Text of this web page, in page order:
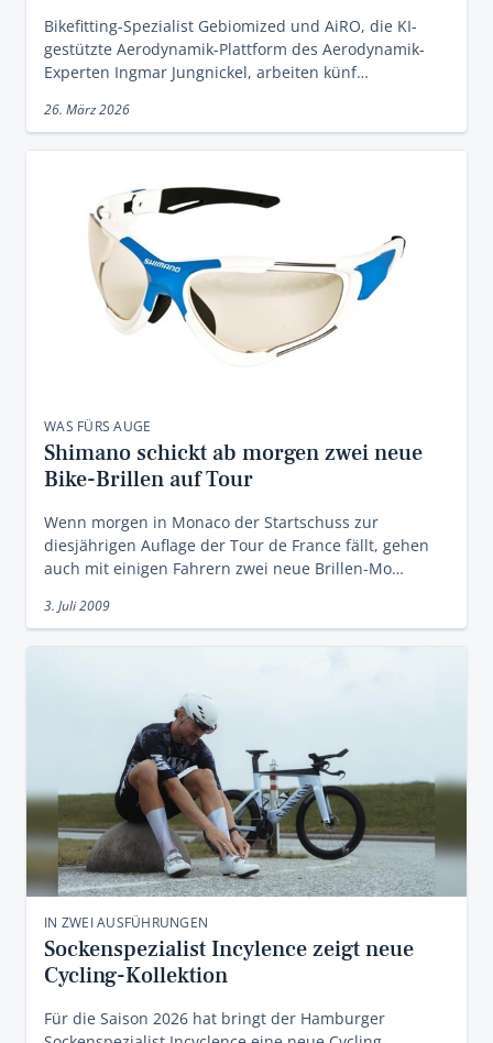
Bikefitting-Spezialist Gebiomized und AiRO, die KI-
gestützte Aerodynamik-Plattform des Aerodynamik-
Experten Ingmar Jungnickel, arbeiten künf…
26. März 2026
WAS FÜRS AUGE
Shimano schickt ab morgen zwei neue
Bike-Brillen auf Tour
Wenn morgen in Monaco der Startschuss zur
diesjährigen Auflage der Tour de France fällt, gehen
auch mit einigen Fahrern zwei neue Brillen-Mo…
3. Juli 2009
IN ZWEI AUSFÜHRUNGEN
Sockenspezialist Incylence zeigt neue
Cycling-Kollektion
Für die Saison 2026 hat bringt der Hamburger